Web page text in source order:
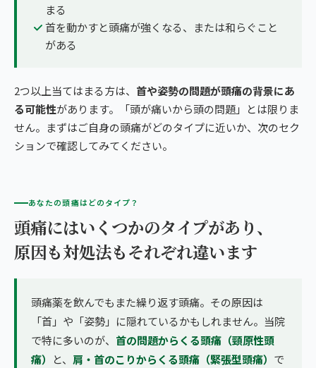
まる
首を動かすと頭痛が強くなる、または和らぐこと
がある
2つ以上当てはまる方は、 首や姿勢の問題が頭痛の背景にあ
る可能性があります。「頭が痛いから頭の問題」とは限りま
せん。まずはご自身の頭痛がどのタイプに近いか、次のセク
ションで確認してみてください。
あなたの頭痛はどのタイプ？
頭痛にはいくつかのタイプがあり、
原因も対処法もそれぞれ違います
頭痛薬を飲んでもまた繰り返す頭痛。その原因は
「首」や「姿勢」に隠れているかもしれません。当院
で特に多いのが、 首の問題からくる頭痛（頸原性頭
痛）
と、 肩・首のこりからくる頭痛（緊張型頭痛） で